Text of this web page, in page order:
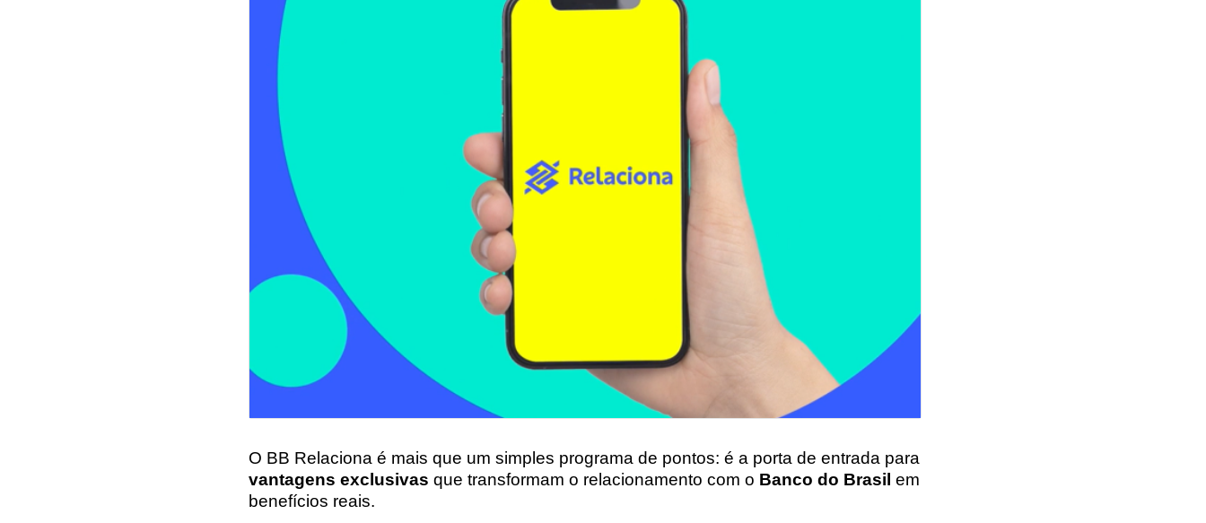
O BB Relaciona é mais que um simples programa de pontos: é a porta de entrada para
vantagens exclusivas que transformam o relacionamento com o Banco do Brasil em
benefícios reais.